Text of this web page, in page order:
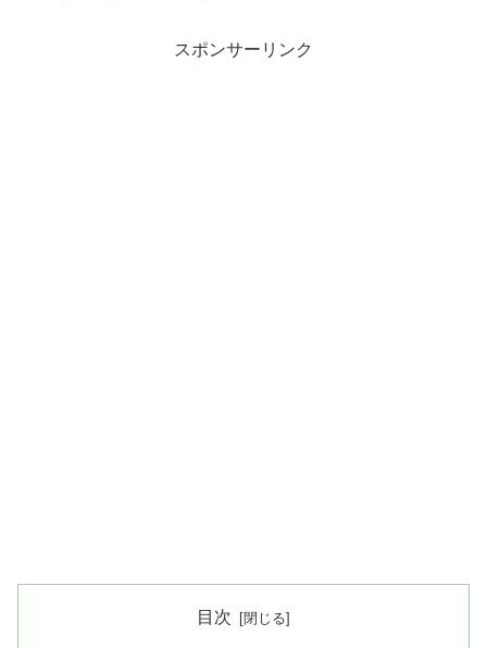
スポンサーリンク
目次